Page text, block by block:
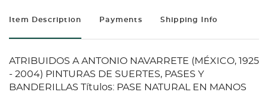
Item Description Payments Shipping Info
ATRIBUIDOS A ANTONIO NAVARRETE (MÉXICO, 1925
- 2004) PINTURAS DE SUERTES, PASES Y
BANDERILLAS Títulos: PASE NATURAL EN MANOS